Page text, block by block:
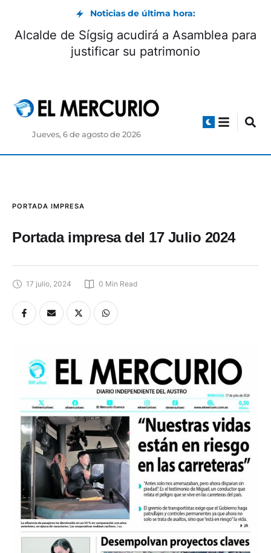
Noticias de última hora:
Alcalde de Sígsig acudirá a Asamblea para
justificar su patrimonio
Jueves, 6 de agosto de 2026
PORTADA IMPRESA
Portada impresa del 17 Julio 2024
17 julio, 2024 0 Min Read